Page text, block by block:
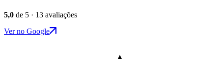
5,0 de 5 · 13 avaliações
Ver no Google